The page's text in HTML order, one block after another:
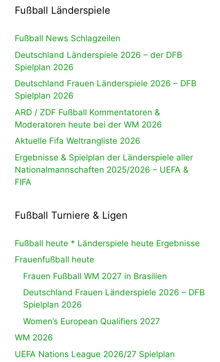
Fußball Länderspiele
Fußball News Schlagzeilen
Deutschland Länderspiele 2026 – der DFB
Spielplan 2026
Deutschland Frauen Länderspiele 2026 – DFB
Spielplan 2026
ARD / ZDF Fußball Kommentatoren &
Moderatoren heute bei der WM 2026
Aktuelle Fifa Weltrangliste 2026
Ergebnisse & Spielplan der Länderspiele aller
Nationalmannschaften 2025/2026 – UEFA &
FIFA
Fußball Turniere & Ligen
Fußball heute * Länderspiele heute Ergebnisse
Frauenfußball heute
Frauen Fußball WM 2027 in Brasilien
Deutschland Frauen Länderspiele 2026 – DFB
Spielplan 2026
Women’s European Qualifiers 2027
WM 2026
UEFA Nations League 2026/27 Spielplan